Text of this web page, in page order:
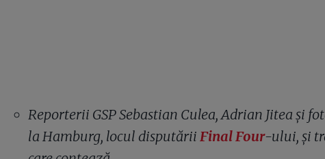
Reporterii GSP Sebastian Culea, Adrian Jitea și
la Hamburg, locul disputării Final Four-ului, și